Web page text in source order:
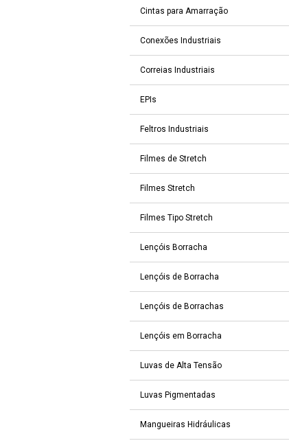
Cintas para Amarração
Conexões Industriais
Correias Industriais
EPIs
Feltros Industriais
Filmes de Stretch
Filmes Stretch
Filmes Tipo Stretch
Lençóis Borracha
Lençóis de Borracha
Lençóis de Borrachas
Lençóis em Borracha
Luvas de Alta Tensão
Luvas Pigmentadas
Mangueiras Hidráulicas